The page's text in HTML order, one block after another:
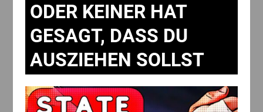
ODER KEINER HAT
GESAGT, DASS DU
AUSZIEHEN SOLLST